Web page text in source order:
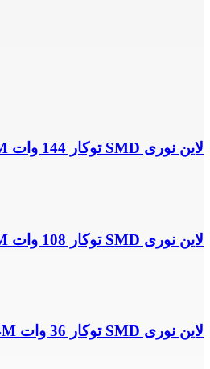
لاین نوری SMD توکار 144 وات 4M فورام 2
لاین نوری SMD توکار 108 وات 4M فورام 10
لاین نوری SMD توکار 36 وات 4M فورام 9